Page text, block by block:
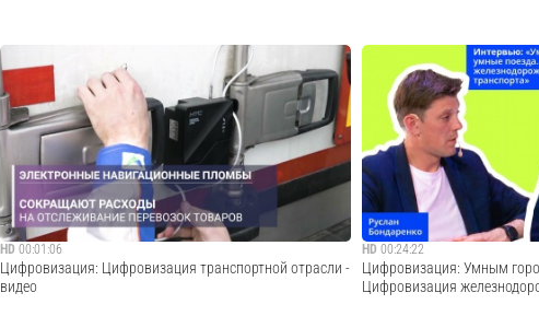
Запись вебинара от 21 октября 2021 года на тему "Учет
работы автотранспорта, специальной техники,
оборудования и механизмов. Учет ремонтов и
техобслуживаний. Работа с агрегатами".Тайминг
вебинара: 0:39 - Загрузка, настройка и заполнение осн...
Cмотреть видео
Запись вебинара от 19
"Сравнение линейки
Управление
Назначение программных
«1С:Предприятие 8.
HD 00:01:06
Цифровизация: Цифровизация транспортной отрасли -
видео
HD 00:24:22
Цифровизация: Умным
Цифровизация